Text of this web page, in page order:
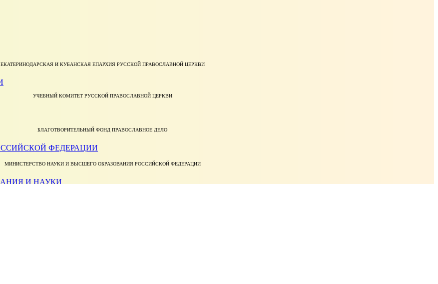
ЕКАТЕРИНОДАРСКАЯ И КУБАНСКАЯ ЕПАРХИЯ РУССКОЙ ПРАВОСЛАВНОЙ ЦЕРКВИ
УЧЕБНЫЙ КОМИТЕТ РУССКОЙ ПРАВОСЛАВНОЙ ЦЕРКВИ
БЛАГОТВОРИТЕЛЬНЫЙ ФОНД ПРАВОСЛАВНОЕ ДЕЛО
МИНИСТЕРСТВО НАУКИ И ВЫСШЕГО ОБРАЗОВАНИЯ РОССИЙСКОЙ ФЕДЕРАЦИИ